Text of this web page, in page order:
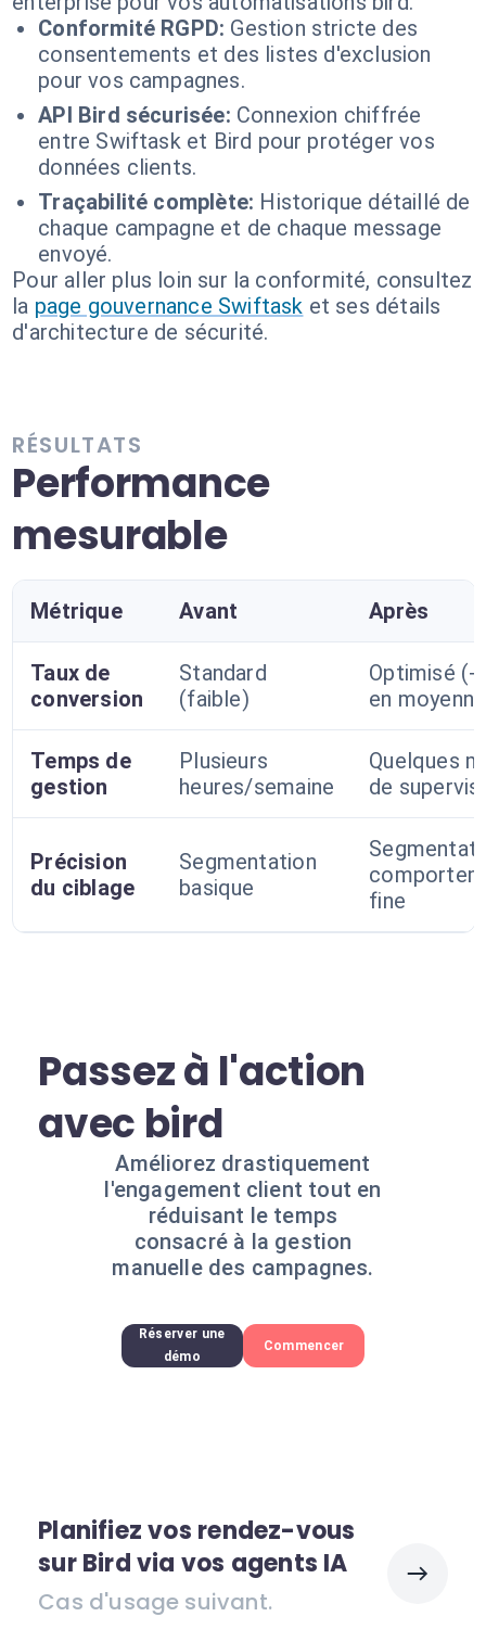
Conformité RGPD: Gestion stricte des
consentements et des listes d'exclusion
pour vos campagnes.
API Bird sécurisée: Connexion chiffrée
entre Swiftask et Bird pour protéger vos
données clients.
Traçabilité complète: Historique détaillé de
chaque campagne et de chaque message
envoyé.
Pour aller plus loin sur la conformité, consultez
la page gouvernance Swiftask et ses détails
d'architecture de sécurité.
RÉSULTATS
Performance
mesurable
Métrique Avant Après
Taux de
conversion
Standard
(faible)
Optimisé
en
Temps de
gestion
Plusieurs
heures/semaine
Quelques
de
Précision
du ciblage
Segmentation
basique
fine
Passez à l'action
avec bird
Améliorez drastiquement
l'engagement client tout en
réduisant le temps
consacré à la gestion
manuelle des campagnes.
Réserver une
démo
Commencer
Planifiez vos rendez-vous
sur Bird via vos agents IA
Cas d'usage suivant.